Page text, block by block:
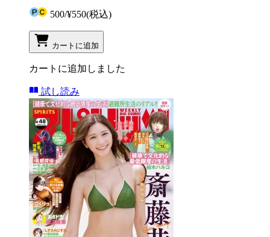
500/¥550(税込)
カートに追加
カートに追加しました
試し読み